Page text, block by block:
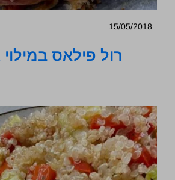
15/05/2018
רול פילאס במילוי